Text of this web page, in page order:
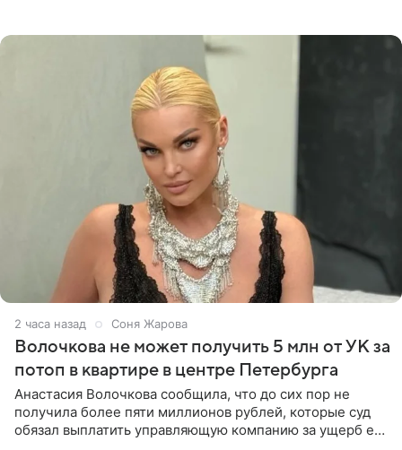
2 часа назад Соня Жарова
Волочкова не может получить 5 млн от УК за
потоп в квартире в центре Петербурга
Анастасия Волочкова сообщила, что до сих пор не
получила более пяти миллионов рублей, которые суд
обязал выплатить управляющую компанию за ущерб ее